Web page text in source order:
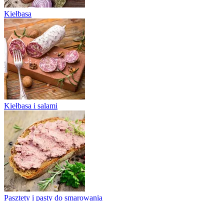
Kiełbasa
Kiełbasa i salami
Pasztety i pasty do smarowania